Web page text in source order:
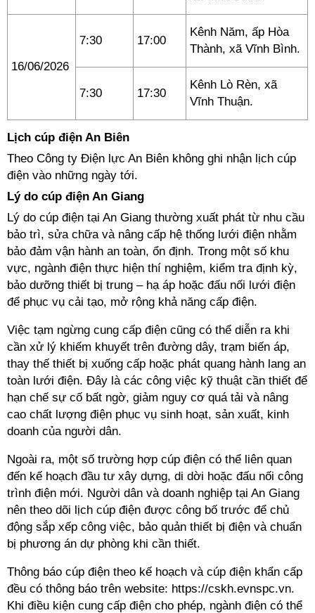
16/06/2026
7:30 17:00
Kênh Năm, ấp Hòa
Thành, xã Vĩnh Bình.
7:30 17:30
Kênh Lò Rèn, xã
Vĩnh Thuận.
Lịch cúp điện An Biên
Theo Công ty Điện lực An Biên không ghi nhận lịch cúp
điện vào những ngày tới.
Lý do cúp điện An Giang
Lý do cúp điện tại An Giang thường xuất phát từ nhu cầu
bảo trì, sửa chữa và nâng cấp hệ thống lưới điện nhằm
bảo đảm vận hành an toàn, ổn định. Trong một số khu
vực, ngành điện thực hiện thí nghiệm, kiểm tra định kỳ,
bảo dưỡng thiết bị trung – hạ áp hoặc đấu nối lưới điện
để phục vụ cải tạo, mở rộng khả năng cấp điện.
Việc tạm ngừng cung cấp điện cũng có thể diễn ra khi
cần xử lý khiếm khuyết trên đường dây, trạm biến áp,
thay thế thiết bị xuống cấp hoặc phát quang hành lang an
toàn lưới điện. Đây là các công việc kỹ thuật cần thiết để
hạn chế sự cố bất ngờ, giảm nguy cơ quá tải và nâng
cao chất lượng điện phục vụ sinh hoạt, sản xuất, kinh
doanh của người dân.
Ngoài ra, một số trường hợp cúp điện có thể liên quan
đến kế hoạch đầu tư xây dựng, di dời hoặc đấu nối công
trình điện mới. Người dân và doanh nghiệp tại An Giang
nên theo dõi lịch cúp điện được công bố trước để chủ
động sắp xếp công việc, bảo quản thiết bị điện và chuẩn
bị phương án dự phòng khi cần thiết.
Thông báo cúp điện theo kế hoạch và cúp điện khẩn cấp
đều có thông báo trên website: https://cskh.evnspc.vn.
Khi điều kiện cung cấp điện cho phép, ngành điện có thể